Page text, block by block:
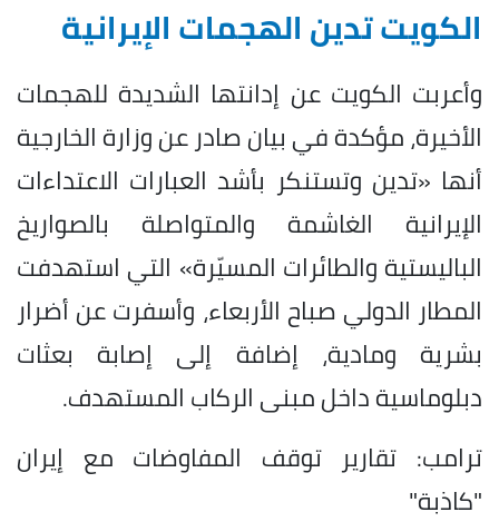
الكويت تدين الهجمات الإيرانية
وأعربت الكويت عن إدانتها الشديدة للهجمات
الأخيرة، مؤكدة في بيان صادر عن وزارة الخارجية
أنها «تدين وتستنكر بأشد العبارات الاعتداءات
الإيرانية الغاشمة والمتواصلة بالصواريخ
الباليستية والطائرات المسيّرة» التي استهدفت
المطار الدولي صباح الأربعاء، وأسفرت عن أضرار
بشرية ومادية، إضافة إلى إصابة بعثات
دبلوماسية داخل مبنى الركاب المستهدف.
ترامب: تقارير توقف المفاوضات مع إيران
"كاذبة"